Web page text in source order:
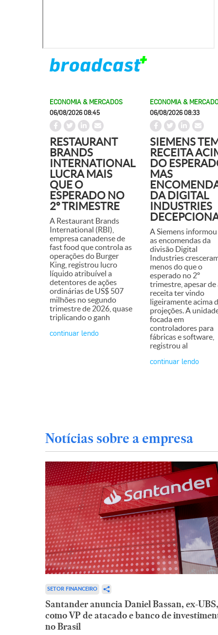
ECONOMIA & MERCADOS
06/08/2026 08:45
RESTAURANT
BRANDS
INTERNATIONAL
LUCRA MAIS
QUE O
ESPERADO NO
2º TRIMESTRE
A Restaurant Brands
International (RBI),
empresa canadense de
fast food que controla as
operações do Burger
King, registrou lucro
líquido atribuível a
detentores de ações
ordinárias de US$ 507
milhões no segundo
trimestre de 2026, quase
triplicando o ganh
continuar lendo
ECONOMIA &
06/08/2026 08:33
SIEMENS TEM
RECEITA
DO
MAS
DA DIGITAL
INDUSTRIES
A Siemens
as encomendas da
divisão Digital
Industries
menos do que o
esperado no 2º
trimestre, apesar de
receita ter vindo
ligeiramente acima
projeções. A
focada em
controladores para
fábricas e software,
registrou al
continuar lendo
Notícias sobre a empresa
SETOR FINANCEIRO
Santander anuncia Daniel Bassan, ex-UBS,
como VP de atacado e banco de
no Brasil